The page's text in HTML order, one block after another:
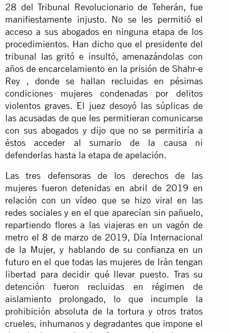
28 del Tribunal Revolucionario de Teherán, fue
manifiestamente injusto. No se les permitió el
acceso a sus abogados en ninguna etapa de los
procedimientos. Han dicho que el presidente del
tribunal las gritó e insultó, amenazándolas con
años de encarcelamiento en la prisión de Shahr-e
Rey , donde se hallan recluidas en pésimas
condiciones mujeres condenadas por delitos
violentos graves. El juez desoyó las súplicas de
las acusadas de que les permitieran comunicarse
con sus abogados y dijo que no se permitiría a
éstos acceder al sumario de la causa ni
defenderlas hasta la etapa de apelación.
Las tres defensoras de los derechos de las
mujeres fueron detenidas en abril de 2019 en
relación con un vídeo que se hizo viral en las
redes sociales y en el que aparecían sin pañuelo,
repartiendo flores a las viajeras en un vagón de
metro el 8 de marzo de 2019, Día Internacional
de la Mujer, y hablando de su confianza en un
futuro en el que todas las mujeres de Irán tengan
libertad para decidir qué llevar puesto. Tras su
detención fueron recluidas en régimen de
aislamiento prolongado, lo que incumple la
prohibición absoluta de la tortura y otros tratos
crueles, inhumanos y degradantes que impone el